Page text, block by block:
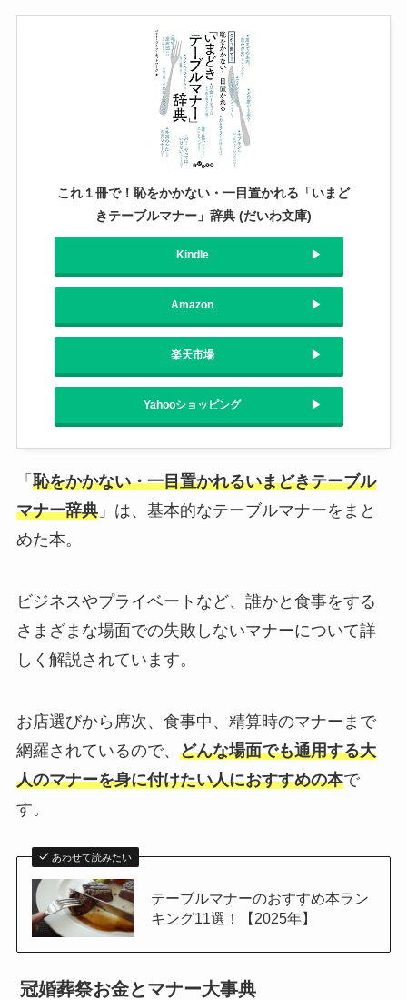
これ１冊で！恥をかかない・一目置かれる「いまど
きテーブルマナー」辞典 (だいわ文庫)
Kindle
Amazon
楽天市場
Yahooショッピング
「 恥をかかない・一目置かれるいまどきテーブル
マナー辞典」は、基本的なテーブルマナーをまと
めた本。
ビジネスやプライベートなど、誰かと食事をする
さまざまな場面での失敗しないマナーについて詳
しく解説されています。
お店選びから席次、食事中、精算時のマナーまで
網羅されているので、 どんな場面でも通用する大
人のマナーを身に付けたい人におすすめの本で
す。
あわせて読みたい
テーブルマナーのおすすめ本ラン
キング11選！【2025年】
冠婚葬祭お金とマナー大事典